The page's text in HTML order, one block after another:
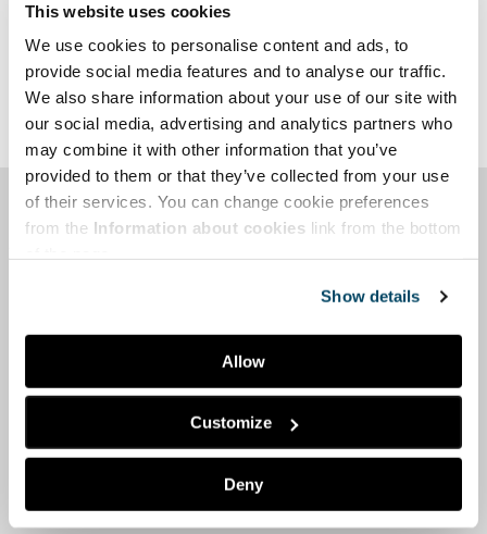
This website uses cookies
We use cookies to personalise content and ads, to
provide social media features and to analyse our traffic.
We also share information about your use of our site with
our social media, advertising and analytics partners who
may combine it with other information that you’ve
provided to them or that they’ve collected from your use
of their services. You can change cookie preferences
from the Information about cookies link from the bottom
Show details
Allow
Customize
Deny
ilmoittauduKulttuurihyvinvointipoolin sivuilla.
teemana on kulttuuri hyvinvointialueilla.
Facebook LinkedIn
Taikusydän on kulttuurihyvinvoinnin valtakunnallinen yhteyspiste
ja yhteistyöverkosto.
Taikusydän – Arts & Health Coordination Centre in Finland.
Tilaa uutiskirjeemme
Tietosuojailmoitus (PDF)